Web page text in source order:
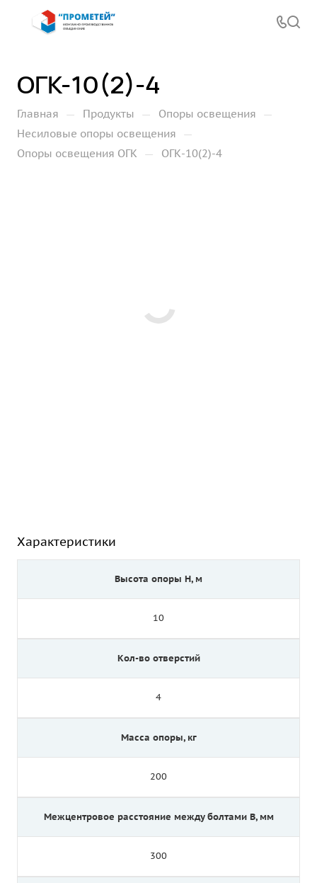
ОГК-10(2)-4
Главная — Продукты — Опоры освещения —
Несиловые опоры освещения —
Опоры освещения ОГК — ОГК-10(2)-4
Характеристики
Высота опоры Н, м
10
Кол-во отверстий
4
Масса опоры, кг
200
Межцентровое расстояние между болтами B, мм
300